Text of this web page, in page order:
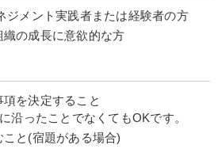
ジメント実践者または経験者の方
織の成長に意欲的な方
を決定すること
沿ったことでなくてもOKです。
と(宿題がある場合)